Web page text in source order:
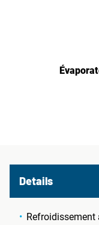
Details
Refroidissement